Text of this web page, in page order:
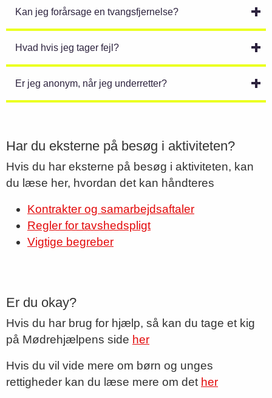
Kan jeg forårsage en tvangsfjernelse?
Hvad hvis jeg tager fejl?
Er jeg anonym, når jeg underretter?
Har du eksterne på besøg i aktiviteten?
Hvis du har eksterne på besøg i aktiviteten, kan
du læse her, hvordan det kan håndteres
Kontrakter og samarbejdsaftaler
Regler for tavshedspligt
Vigtige begreber
Er du okay?
Hvis du har brug for hjælp, så kan du tage et kig
på Mødrehjælpens side her
Hvis du vil vide mere om børn og unges
rettigheder kan du læse mere om det her